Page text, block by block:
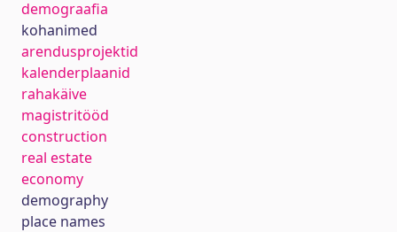
demograafia
kohanimed
arendusprojektid
kalenderplaanid
rahakäive
magistritööd
construction
real estate
economy
demography
place names